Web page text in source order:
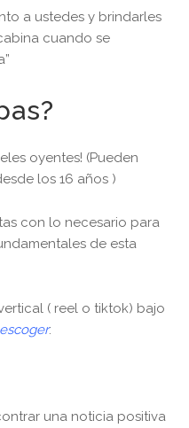
a ustedes y brindarles
cuando se
oyentes! (Pueden
los 16 años )
con lo necesario para
de esta
( reel o tiktok) bajo
escoger:
una noticia positiva